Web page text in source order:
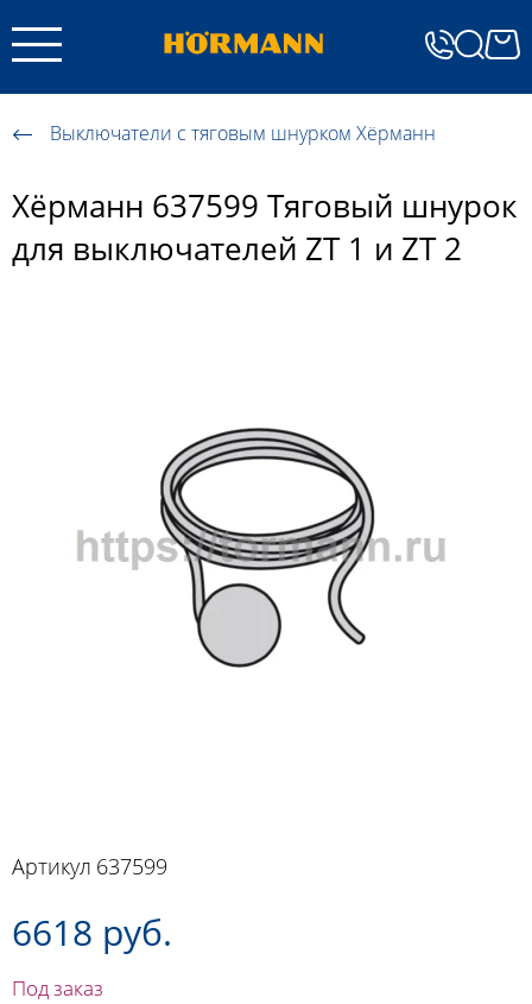
Выключатели с тяговым шнурком Хёрманн
Хёрманн 637599 Тяговый шнурок
для выключателей ZT 1 и ZT 2
Артикул 637599
6618 руб.
Под заказ